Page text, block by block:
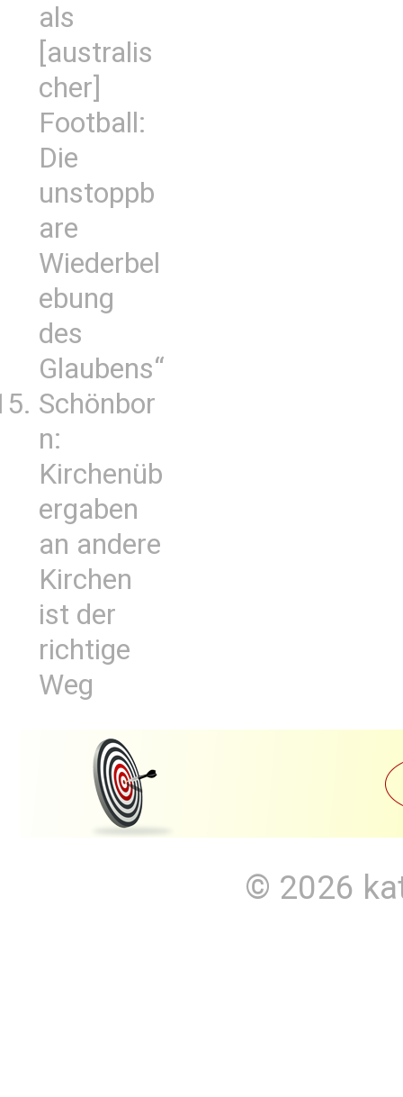
als
[australis
cher]
Football:
Die
unstoppb
are
Wiederbel
ebung
des
Glaubens“
Schönbor
n:
Kirchenüb
ergaben
an andere
Kirchen
ist der
richtige
Weg
© 2026